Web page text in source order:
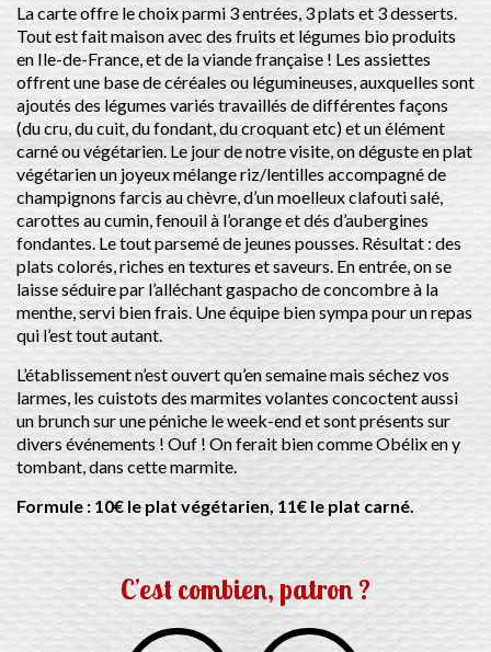
La carte offre le choix parmi 3 entrées, 3 plats et 3 desserts.
Tout est fait maison avec des fruits et légumes bio produits
en Ile-de-France, et de la viande française ! Les assiettes
offrent une base de céréales ou légumineuses, auxquelles sont
ajoutés des légumes variés travaillés de différentes façons
(du cru, du cuit, du fondant, du croquant etc) et un élément
carné ou végétarien. Le jour de notre visite, on déguste en plat
végétarien un joyeux mélange riz/lentilles accompagné de
champignons farcis au chèvre, d’un moelleux clafouti salé,
carottes au cumin, fenouil à l’orange et dés d’aubergines
fondantes. Le tout parsemé de jeunes pousses. Résultat : des
plats colorés, riches en textures et saveurs. En entrée, on se
laisse séduire par l’alléchant gaspacho de concombre à la
menthe, servi bien frais. Une équipe bien sympa pour un repas
qui l’est tout autant.
L’établissement n’est ouvert qu’en semaine mais séchez vos
larmes, les cuistots des marmites volantes concoctent aussi
un brunch sur une péniche le week-end et sont présents sur
divers événements ! Ouf ! On ferait bien comme Obélix en y
tombant, dans cette marmite.
Formule : 10€ le plat végétarien, 11€ le plat carné.
C’est combien, patron ?